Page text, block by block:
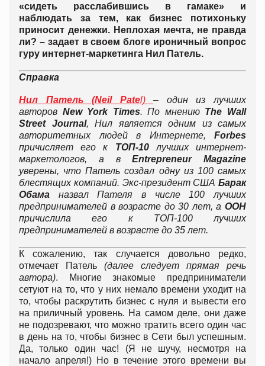
«сидеть расслабившись в гамаке» и
наблюдать за тем, как бизнес потихоньку
приносит денежки. Неплохая мечта, не правда
ли? – задает в своем блоге ироничный вопрос
гуру интернет-маркетинга Нил Патель.
Справка
Нил Патель (Neil Patel)– один из лучших
авторов New York Times. По мнению The Wall
Street Journal, Нил является одним из самых
авторитетных людей в Интернете, Forbes
причисляет его к ТОП-10лучших интернет-
маркетологов, а вEntrepreneur Magazine
уверены, что Патель создал одну из 100 самых
блестящих компаний. Экс-президент США Барак
Обама назвал Пателя в числе 100 лучших
предпринимателей в возрасте до 30 лет, а ООН
причислила его к ТОП-100 лучших
предпринимателей в возрасте до 35 лет.
К сожалению, так случается довольно редко,
отмечает Патель (далее следует прямая речь
автора). Многие знакомые предприниматели
сетуют на то, что у них немало времени уходит на
то, чтобы раскрутить бизнес с нуля и вывести его
на приличный уровень. На самом деле, они даже
не подозревают, что можно тратить всего один час
в день на то, чтобы бизнес в Сети был успешным.
Да, только один час! (Я не шучу, несмотря на
начало апреля!) Но в течение этого времени вы